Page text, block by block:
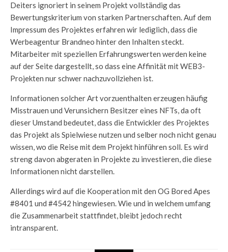
Deiters ignoriert in seinem Projekt vollständig das
Bewertungskriterium von starken Partnerschaften. Auf dem
Impressum des Projektes erfahren wir lediglich, dass die
Werbeagentur Brandneo hinter den Inhalten steckt.
Mitarbeiter mit speziellen Erfahrungswerten werden keine
auf der Seite dargestellt, so dass eine Affinität mit WEB3-
Projekten nur schwer nachzuvollziehen ist.
Informationen solcher Art vorzuenthalten erzeugen häufig
Misstrauen und Verunsichern Besitzer eines NFTs, da oft
dieser Umstand bedeutet, dass die Entwickler des Projektes
das Projekt als Spielwiese nutzen und selber noch nicht genau
wissen, wo die Reise mit dem Projekt hinführen soll. Es wird
streng davon abgeraten in Projekte zu investieren, die diese
Informationen nicht darstellen.
Allerdings wird auf die Kooperation mit den OG Bored Apes
#8401 und #4542 hingewiesen. Wie und in welchem umfang
die Zusammenarbeit stattfindet, bleibt jedoch recht
intransparent.